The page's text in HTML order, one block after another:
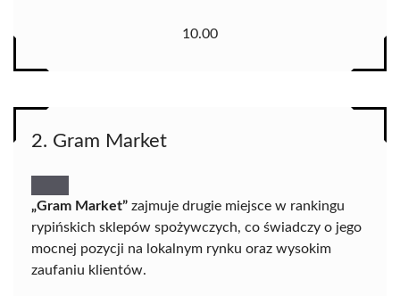
10.00
2. Gram Market
„Gram Market” zajmuje drugie miejsce w rankingu
rypińskich sklepów spożywczych, co świadczy o jego
mocnej pozycji na lokalnym rynku oraz wysokim
zaufaniu klientów.